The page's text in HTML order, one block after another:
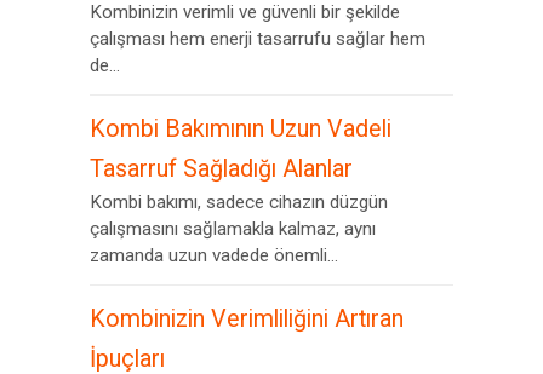
Kombinizin verimli ve güvenli bir şekilde
çalışması hem enerji tasarrufu sağlar hem
de...
Kombi Bakımının Uzun Vadeli
Tasarruf Sağladığı Alanlar
Kombi bakımı, sadece cihazın düzgün
çalışmasını sağlamakla kalmaz, aynı
zamanda uzun vadede önemli...
Kombinizin Verimliliğini Artıran
İpuçları